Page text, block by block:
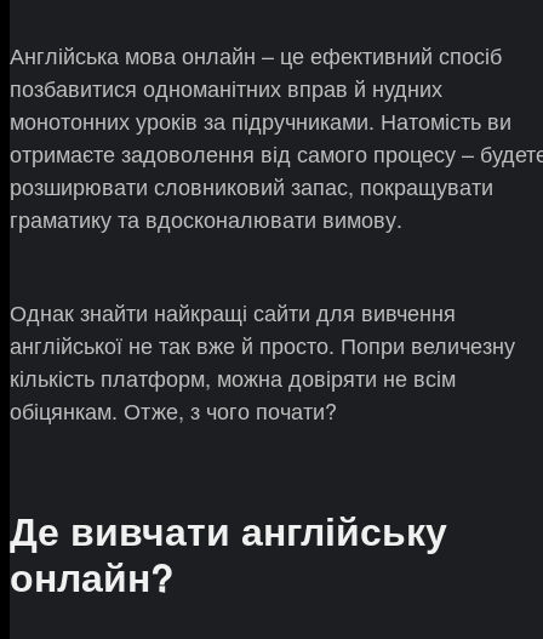
Англійська мова онлайн – це ефективний спосіб
позбавитися одноманітних вправ й нудних
монотонних уроків за підручниками. Натомість ви
отримаєте задоволення від самого процесу –
розширювати словниковий запас, покращувати
граматику та вдосконалювати вимову.
Однак знайти найкращі сайти для вивчення
англійської не так вже й просто. Попри величезну
кількість платформ, можна довіряти не всім
обіцянкам. Отже, з чого почати?
Де вивчати англійську
онлайн?